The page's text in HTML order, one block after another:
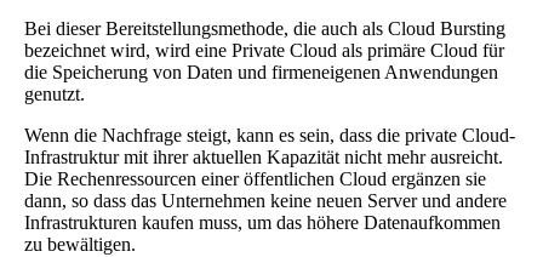
Bei dieser Bereitstellungsmethode, die auch als Cloud Bursting
bezeichnet wird, wird eine Private Cloud als primäre Cloud für
die Speicherung von Daten und firmeneigenen Anwendungen
genutzt.
Wenn die Nachfrage steigt, kann es sein, dass die private Cloud-
Infrastruktur mit ihrer aktuellen Kapazität nicht mehr ausreicht.
Die Rechenressourcen einer öffentlichen Cloud ergänzen sie
dann, so dass das Unternehmen keine neuen Server und andere
Infrastrukturen kaufen muss, um das höhere Datenaufkommen
zu bewältigen.